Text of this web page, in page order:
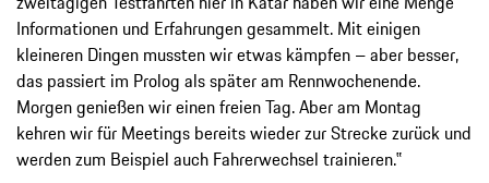
Informationen und Erfahrungen gesammelt. Mit einigen
kleineren Dingen mussten wir etwas kämpfen – aber besser,
das passiert im Prolog als später am Rennwochenende.
Morgen genießen wir einen freien Tag. Aber am Montag
kehren wir für Meetings bereits wieder zur Strecke zurück und
werden zum Beispiel auch Fahrerwechsel trainieren.‟